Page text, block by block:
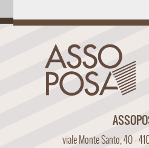
viale Monte Santo, 40 -